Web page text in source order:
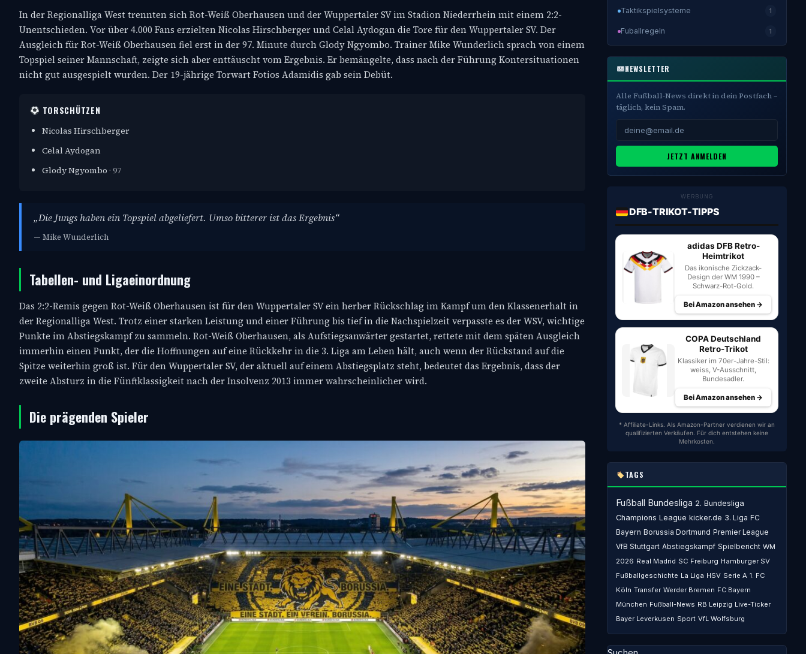
In der Regionalliga West trennten sich Rot-Weiß Oberhausen und der Wuppertaler SV im Stadion Niederrhein mit einem 2:2-
Unentschieden. Vor über 4.000 Fans erzielten Nicolas Hirschberger und Celal Aydogan die Tore für den Wuppertaler SV. Der
Ausgleich für Rot-Weiß Oberhausen fiel erst in der 97. Minute durch Glody Ngyombo. Trainer Mike Wunderlich sprach von einem
Topspiel seiner Mannschaft, zeigte sich aber enttäuscht vom Ergebnis. Er bemängelte, dass nach der Führung Kontersituationen
nicht gut ausgespielt wurden. Der 19-jährige Torwart Fotios Adamidis gab sein Debüt.
TORSCHÜTZEN
Nicolas Hirschberger
Celal Aydogan
Glody Ngyombo · 97
„Die Jungs haben ein Topspiel abgeliefert. Umso bitterer ist das Ergebnis“
— Mike Wunderlich
Tabellen- und Ligaeinordnung
Das 2:2-Remis gegen Rot-Weiß Oberhausen ist für den Wuppertaler SV ein herber Rückschlag im Kampf um den Klassenerhalt in
der Regionalliga West. Trotz einer starken Leistung und einer Führung bis tief in die Nachspielzeit verpasste es der WSV, wichtige
Punkte im Abstiegskampf zu sammeln. Rot-Weiß Oberhausen, als Aufstiegsanwärter gestartet, rettete mit dem späten Ausgleich
immerhin einen Punkt, der die Hoffnungen auf eine Rückkehr in die 3. Liga am Leben hält, auch wenn der Rückstand auf die
Spitze weiterhin groß ist. Für den Wuppertaler SV, der aktuell auf einem Abstiegsplatz steht, bedeutet das Ergebnis, dass der
zweite Absturz in die Fünftklassigkeit nach der Insolvenz 2013 immer wahrscheinlicher wird.
Die prägenden Spieler
Taktikspielsysteme 1
Fuballregeln 1
NEWSLETTER
Alle Fußball-News direkt in dein Postfach –
täglich, kein Spam.
JETZT ANMELDEN
WERBUNG
DFB-TRIKOT-TIPPS
adidas DFB Retro-
Heimtrikot
Das ikonische Zickzack-
Design der WM 1990 –
Schwarz-Rot-Gold.
Bei Amazon ansehen →
COPA Deutschland
Retro-Trikot
Klassiker im 70er-Jahre-Stil:
weiss, V-Ausschnitt,
Bundesadler.
Bei Amazon ansehen →
* Affiliate-Links. Als Amazon-Partner verdienen wir an
qualifizierten Verkäufen. Für dich entstehen keine
Mehrkosten.
TAGS
Fußball Bundesliga 2. Bundesliga
Champions League kicker.de 3. Liga FC
Bayern Borussia Dortmund Premier League
VfB Stuttgart Abstiegskampf Spielbericht WM
2026 Real Madrid SC Freiburg Hamburger SV
Fußballgeschichte La Liga HSV Serie A 1. FC
Köln Transfer Werder Bremen FC Bayern
München Fußball-News RB Leipzig Live-Ticker
Bayer Leverkusen Sport VfL Wolfsburg